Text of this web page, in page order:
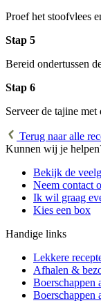
Proef het stoofvlees
Stap 5
Bereid ondertussen
Stap 6
Serveer de tajine met
Terug naar alle
Kunnen wij je
Bekijk de
Neem contact
Ik wil graag
Kies een box
Handige links
Lekkere
Afhalen &
Boerschappen
Boerschappen